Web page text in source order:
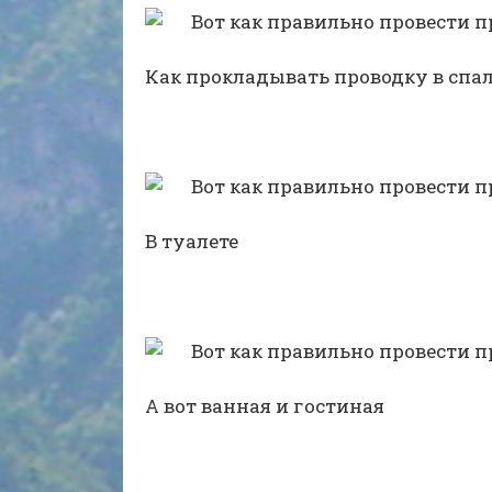
Как прокладывать проводку в
В туалете
А вот ванная и гостиная